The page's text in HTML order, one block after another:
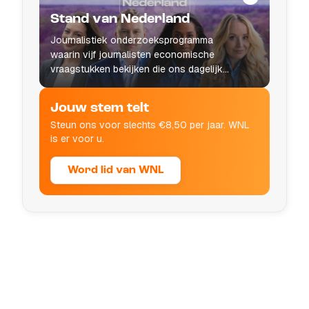
Stand van Nederland
Journalistiek onderzoeksprogramma
waarin vijf journalisten economische
vraagstukken bekijken die ons dagelijks
leven raken.
Jouw stem telt
Steun ons voor slechts €8,50 per jaar. WNL
is er voor u.
Word lid van WNL